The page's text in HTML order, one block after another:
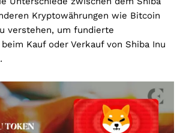
Kryptowährungen wie Bitcoin
verstehen, um fundierte
Kauf oder Verkauf von Shiba Inu